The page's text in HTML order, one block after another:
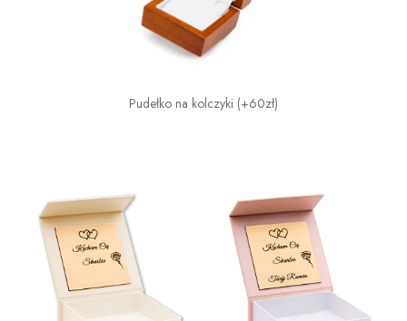
Pudełko na kolczyki (+60zł)